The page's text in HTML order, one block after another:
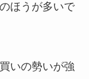
ほうが多いで
いの勢いが強